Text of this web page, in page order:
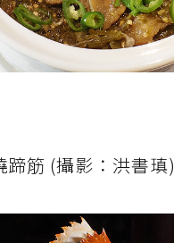
蹄筋 (攝影：洪書瑱)